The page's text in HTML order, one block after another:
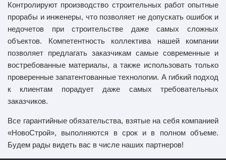
Контролируют производство строительных работ опытные
прорабы и инженеры, что позволяет не допускать ошибок и
недочетов при строительстве даже самых сложных
объектов. Компетентность коллектива нашей компании
позволяет предлагать заказчикам самые современные и
востребованные материалы, а также использовать только
проверенные запатентованные технологии. А гибкий подход
к клиентам порадует даже самых требовательных
заказчиков.
Все гарантийные обязательства, взятые на себя компанией
«НовоСтрой», выполняются в срок и в полном объеме.
Будем рады видеть вас в числе наших партнеров!